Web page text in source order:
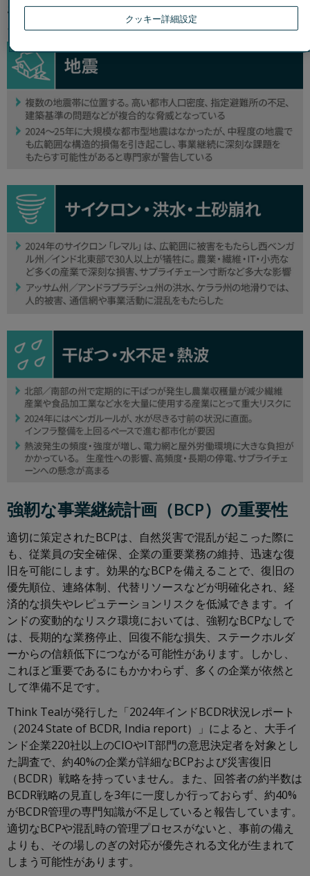
おり、同時発生することもあるため、企業は、これらのリ
スクを組み込んだ事業計画を立てる必要があります。
強靭な事業継続計画（BCP）の重要性
適切に策定されたBCPは、自然災害で混乱が起こった際に
も、従業員の安全確保、企業の重要業務の維持、迅速な復
旧を可能にします。効果的なBCPを備えることで、復旧の
優先順位、連絡体制、代替リソースなどが明確化され、経
済的な損失やレピュテーションリスクを低減できます。イ
ンドの変動的なリスク環境においては、強靭なBCPなしで
は、長期的な業務停止、回復不能な損失、ステークホルダ
ーからの信頼低下につながる可能性があります。しかし、
これほど重要であるにもかかわらず、多くの企業が依然と
して準備不足です。
Think Tealが発行した「2024年インドBCDR状況レポート
（2024 State of BCDR, India report）」によると、大手イ
ンド企業220社以上のCIOやIT部門の意思決定者を対象とし
た調査で、約40%の企業が詳細なBCPおよび災害復旧
（BCDR）戦略を持っていません。また、回答者の約半数は
BCDR戦略の見直しを3年に一度しか行っておらず、約40%
がBCDR管理の専門知識が不足していると報告しています。
適切なBCPや混乱時の管理プロセスがないと、事前の備え
よりも、その場しのぎの対応が優先される文化が生まれて
しまう可能性があります。
クッキー詳細設定